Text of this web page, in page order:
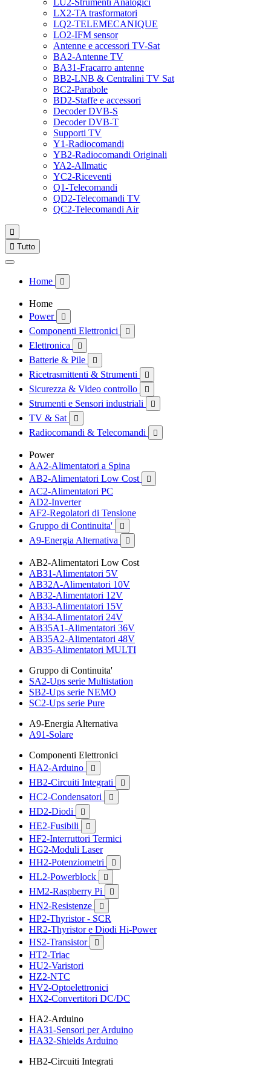
LU2-Strumenti Analogici
LX2-TA trasformatori
LQ2-TELEMECANIQUE
LO2-IFM sensor
Antenne e accessori TV-Sat
BA2-Antenne TV
BA31-Fracarro antenne
BB2-LNB & Centralini TV Sat
BC2-Parabole
BD2-Staffe e accessori
Decoder DVB-S
Decoder DVB-T
Supporti TV
Y1-Radiocomandi
YB2-Radiocomandi Originali
YA2-Allmatic
YC2-Riceventi
Q1-Telecomandi
QD2-Telecomandi TV
QC2-Telecomandi Air

 Tutto
Home 
Home
Power

Componenti Elettronici 
Elettronica 
Batterie & Pile 
Ricetrasmittenti & Strumenti 
Sicurezza & Video controllo 
Strumenti e Sensori industriali 
TV & Sat 
Radiocomandi & Telecomandi 
Power
AA2-Alimentatori a Spina
AB2-Alimentatori Low Cost

AC2-Alimentatori PC
AD2-Inverter
AF2-Regolatori di Tensione
Gruppo di Continuita'

A9-Energia Alternativa 
AB2-Alimentatori Low Cost
AB31-Alimentatori 5V
AB32A-Alimentatori 10V
AB32-Alimentatori 12V
AB33-Alimentatori 15V
AB34-Alimentatori 24V
AB35A1-Alimentatori 36V
AB35A2-Alimentatori 48V
AB35-Alimentatori MULTI
Gruppo di Continuita'
SA2-Ups serie Multistation
SB2-Ups serie NEMO
SC2-Ups serie Pure
A9-Energia Alternativa
A91-Solare
Componenti Elettronici
HA2-Arduino

HB2-Circuiti Integrati 
HC2-Condensatori 
HD2-Diodi 
HE2-Fusibili 
HF2-Interruttori Termici
HG2-Moduli Laser
HH2-Potenziometri

HL2-Powerblock 
HM2-Raspberry Pi 
HN2-Resistenze 
HP2-Thyristor - SCR
HR2-Thyristor e Diodi Hi-Power
HS2-Transistor

HT2-Triac
HU2-Varistori
HZ2-NTC
HV2-Optoelettronici
HX2-Convertitori DC/DC
HA2-Arduino
HA31-Sensori per Arduino
HA32-Shields Arduino
HB2-Circuiti Integrati